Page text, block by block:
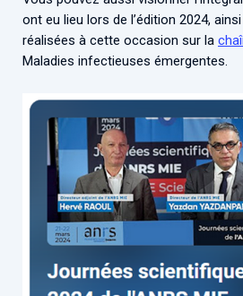
ont eu lieu lors de l’édition 2024,
réalisées à cette occasion sur la
Maladies infectieuses émergentes.